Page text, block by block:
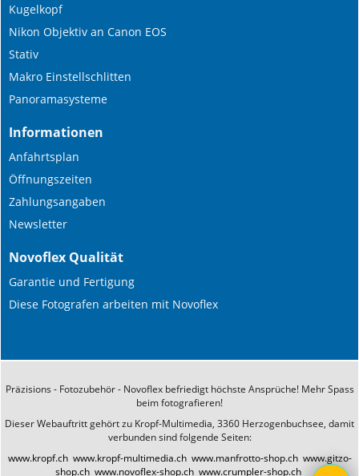
Kugelkopf
Nikon Objektiv an Canon EOS
Stativ
Makro Einstellschlitten
Panoramasysteme
Informationen
Anfahrtsplan
Öffnungszeiten
Zahlungsangaben
Newsletter
Novoflex Qualität
Garantie und Fertigung
Diese Fotografen arbeiten mit Novoflex
Präzisions - Fotozubehör - Novoflex befriedigt höchste Ansprüche! Mehr Spass
beim fotografieren!
Dieser Webauftritt gehört zu Kropf-Multimedia, 3360 Herzogenbuchsee, damit
verbunden sind folgende Seiten:
www.kropf.ch www.kropf-multimedia.ch www.manfrotto-shop.ch www.gitzo-
shop.ch www.novoflex-shop.ch www.crumpler-shop.ch